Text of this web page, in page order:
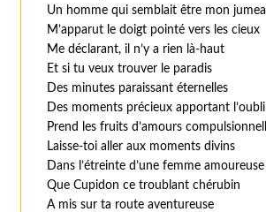
Un homme qui semblait être mon
M’apparut le doigt pointé vers les cieux
Me déclarant, il n’y a rien là-haut
Et si tu veux trouver le paradis
Des minutes paraissant éternelles
Des moments précieux apportant l’oubli
Prend les fruits d’amours
Laisse-toi aller aux moments divins
Dans l’étreinte d’une femme amoureuse
Que Cupidon ce troublant chérubin
A mis sur ta route aventureuse